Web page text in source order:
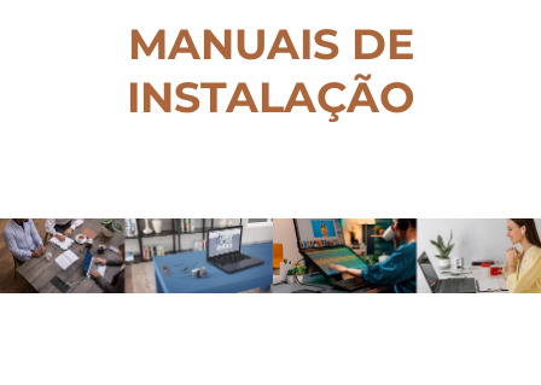
MANUAIS DE
INSTALAÇÃO